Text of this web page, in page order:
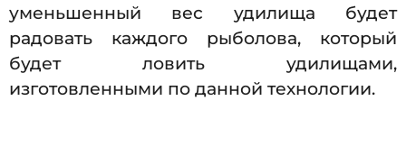
уменьшенный вес удилища будет
радовать каждого рыболова, который
будет ловить удилищами,
изготовленными по данной технологии.